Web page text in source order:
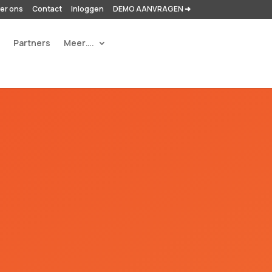
ons Contact Inloggen DEMO AANVRAGEN ➜
Partners Meer….